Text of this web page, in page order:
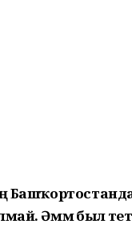
Башҡортостанда
Әммә был